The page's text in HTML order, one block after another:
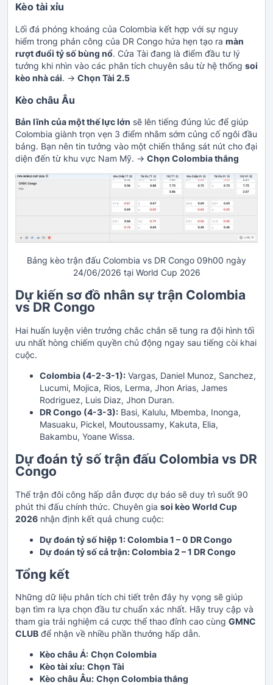
Kèo tài xỉu
Lối đá phóng khoáng của Colombia kết hợp với sự nguy
hiểm trong phản công của DR Congo hứa hẹn tạo ra màn
rượt đuổi tỷ số bùng nổ. Cửa Tài đang là điểm đầu tư lý
tưởng khi nhìn vào các phân tích chuyên sâu từ hệ thống soi
kèo nhà cái. -> Chọn Tài 2.5
Kèo châu Âu
Bản lĩnh của một thế lực lớn sẽ lên tiếng đúng lúc để giúp
Colombia giành trọn vẹn 3 điểm nhằm sớm củng cố ngôi đầu
bảng. Bạn nên tin tưởng vào một chiến thắng sát nút cho đại
diện đến từ khu vực Nam Mỹ. -> Chọn Colombia thắng
Bảng kèo trận đấu Colombia vs DR Congo 09h00 ngày
24/06/2026 tại World Cup 2026
Dự kiến sơ đồ nhân sự trận Colombia
vs DR Congo
Hai huấn luyện viên trưởng chắc chắn sẽ tung ra đội hình tối
ưu nhất hòng chiếm quyền chủ động ngay sau tiếng còi khai
cuộc.
Colombia (4-2-3-1): Vargas, Daniel Munoz, Sanchez,
Lucumi, Mojica, Rios, Lerma, Jhon Arias, James
Rodriguez, Luis Diaz, Jhon Duran.
DR Congo (4-3-3): Basi, Kalulu, Mbemba, Inonga,
Masuaku, Pickel, Moutoussamy, Kakuta, Elia,
Bakambu, Yoane Wissa.
Dự đoán tỷ số trận đấu Colombia vs DR
Congo
Thế trận đôi công hấp dẫn được dự báo sẽ duy trì suốt 90
phút thi đấu chính thức. Chuyên gia soi kèo World Cup
2026 nhận định kết quả chung cuộc:
Dự đoán tỷ số hiệp 1: Colombia 1 – 0 DR Congo
Dự đoán tỷ số cả trận: Colombia 2 – 1 DR Congo
Tổng kết
Những dữ liệu phân tích chi tiết trên đây hy vọng sẽ giúp
bạn tìm ra lựa chọn đầu tư chuẩn xác nhất. Hãy truy cập và
tham gia trải nghiệm cá cược thể thao đỉnh cao cùng GMNC
CLUB để nhận về nhiều phần thưởng hấp dẫn.
Kèo châu Á: Chọn Colombia
Kèo tài xỉu: Chọn Tài
Kèo châu Âu: Chọn Colombia thắng